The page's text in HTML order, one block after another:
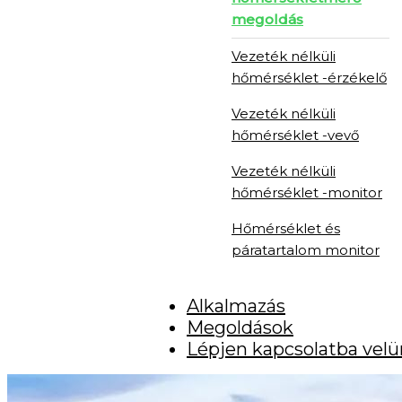
megoldás
Vezeték nélküli
hőmérséklet -érzékelő
Vezeték nélküli
hőmérséklet -vevő
Vezeték nélküli
hőmérséklet -monitor
Hőmérséklet és
páratartalom monitor
Alkalmazás
Megoldások
Lépjen kapcsolatba